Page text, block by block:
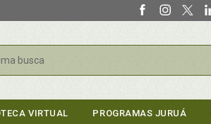
VIRTUAL PROGRAMAS JURUÁ